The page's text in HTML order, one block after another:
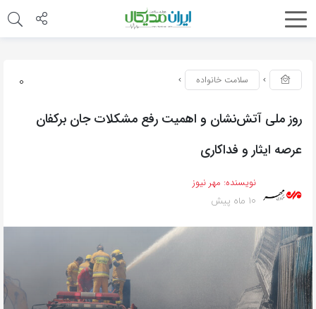
0 سلامت خانواده
روز ملی آتش‌نشان و اهمیت رفع مشکلات جان برکفان
عرصه ایثار و فداکاری
نویسنده: مهر نیوز
10 ماه پیش